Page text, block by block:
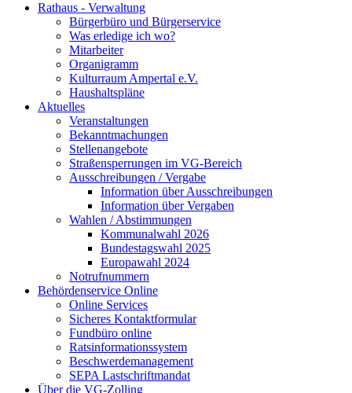
Rathaus - Verwaltung
Bürgerbüro und Bürgerservice
Was erledige ich wo?
Mitarbeiter
Organigramm
Kulturraum Ampertal e.V.
Haushaltspläne
Aktuelles
Veranstaltungen
Bekanntmachungen
Stellenangebote
Straßensperrungen im VG-Bereich
Ausschreibungen / Vergabe
Information über Ausschreibungen
Information über Vergaben
Wahlen / Abstimmungen
Kommunalwahl 2026
Bundestagswahl 2025
Europawahl 2024
Notrufnummern
Behördenservice Online
Online Services
Sicheres Kontaktformular
Fundbüro online
Ratsinformationssystem
Beschwerdemanagement
SEPA Lastschriftmandat
Über die VG-Zolling